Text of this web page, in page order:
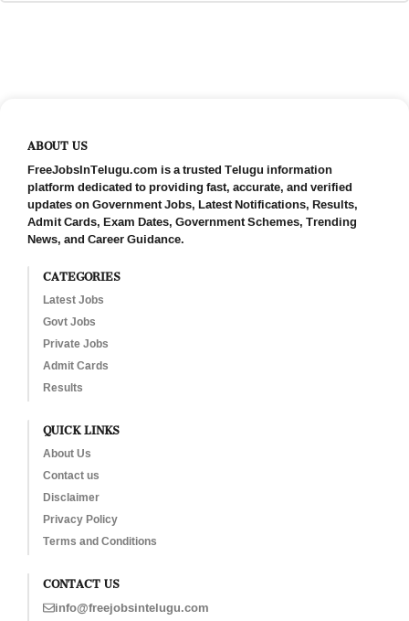
ABOUT US
FreeJobsInTelugu.com is a trusted Telugu information
platform dedicated to providing fast, accurate, and verified
updates on Government Jobs, Latest Notifications, Results,
Admit Cards, Exam Dates, Government Schemes, Trending
News, and Career Guidance.
CATEGORIES
Latest Jobs
Govt Jobs
Private Jobs
Admit Cards
Results
QUICK LINKS
About Us
Contact us
Disclaimer
Privacy Policy
Terms and Conditions
CONTACT US
info@freejobsintelugu.com